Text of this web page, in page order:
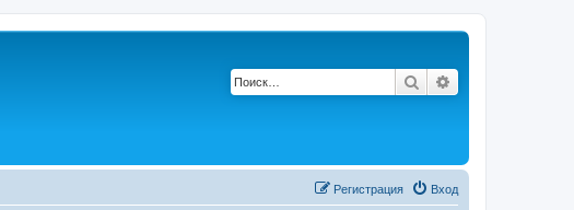
Поиск
Вход
Регистрация